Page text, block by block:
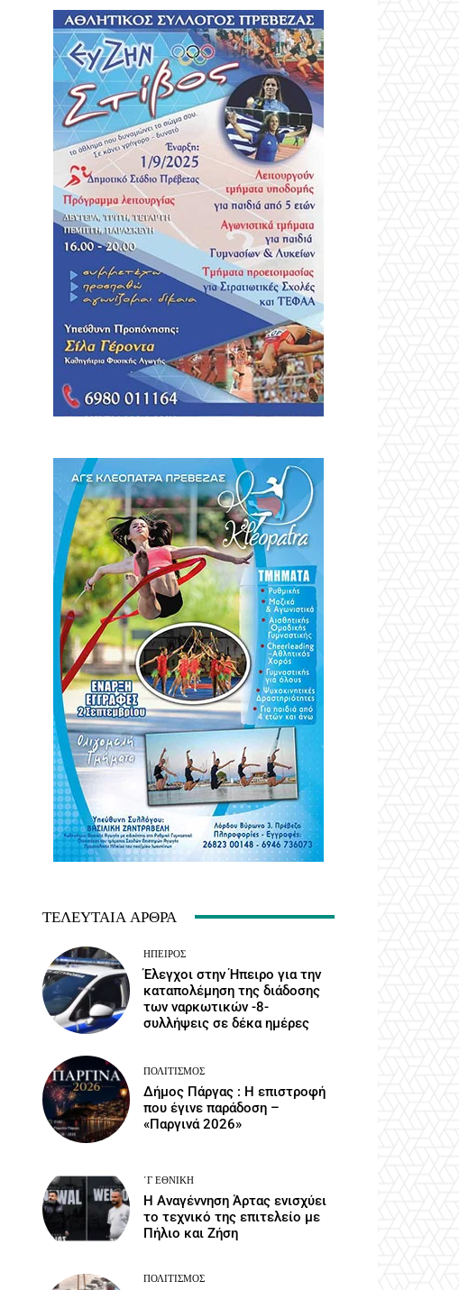
ΤΕΛΕΥΤΑΊΑ ΆΡΘΡΑ
ΉΠΕΙΡΟΣ
Έλεγχοι στην Ήπειρο για την
καταπολέμηση της διάδοσης
των ναρκωτικών -8-
συλλήψεις σε δέκα ημέρες
ΠΟΛΙΤΙΣΜΌΣ
Δήμος Πάργας : Η επιστροφή
που έγινε παράδοση –
«Παργινά 2026»
΄Γ ΕΘΝΙΚΉ
Η Αναγέννηση Άρτας ενισχύει
το τεχνικό της επιτελείο με
Πήλιο και Ζήση
ΠΟΛΙΤΙΣΜΌΣ